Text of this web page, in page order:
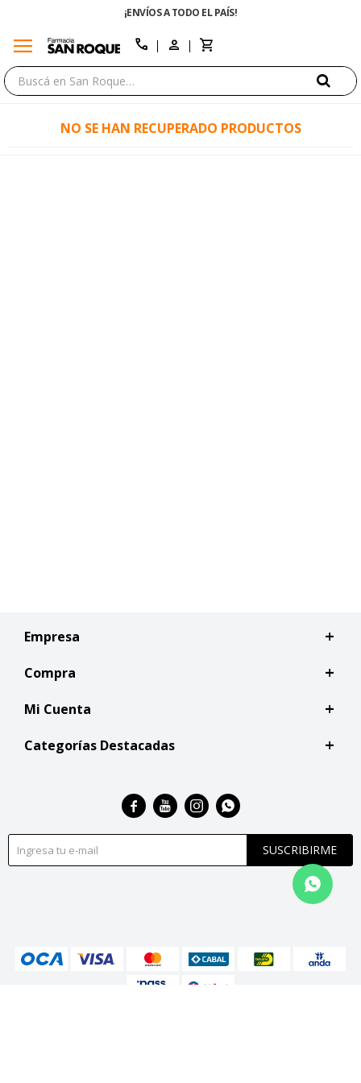
¡ENVÍOS A TODO EL PAÍS!
menu call
NO SE HAN RECUPERADO PRODUCTOS
Empresa
Compra
Mi Cuenta
Categorías Destacadas
SUSCRIBIRME
   
close